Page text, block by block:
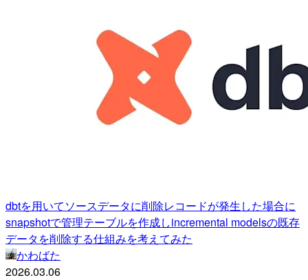
dbtを用いてソースデータに削除レコードが発生した場合に
snapshotで管理テーブルを作成しincremental modelsの既存
データを削除する仕組みを考えてみた
かわばた
2026.03.06